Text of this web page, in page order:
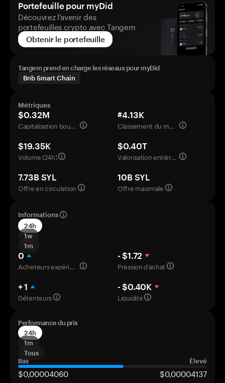
Portefeuille pour myDid
Découvrez l'avenir des
portefeuilles crypto avec Tangem
Obtenir le portefeuille
Tangem prend en charge les réseaux pour myDid
Bnb Smart Chain
Métriques
$0.32M
Capitalisation boursière
#4.13K
Classement du marché
$19.35K
Volume (24h)
$0.40T
Valorisation entièrement diluée
7.73B SYL
Offre en circulation
10B SYL
Offre maximale
Informations
24h
1w
1m
0
Acheteurs expérimentés
- $1.72
Pression d’achat
+ 1
Détenteurs
- $0.40K
Liquidité
Performance du prix
24h
1m
Tous
Bas
Élevé
$0,00004060 $0,00004137